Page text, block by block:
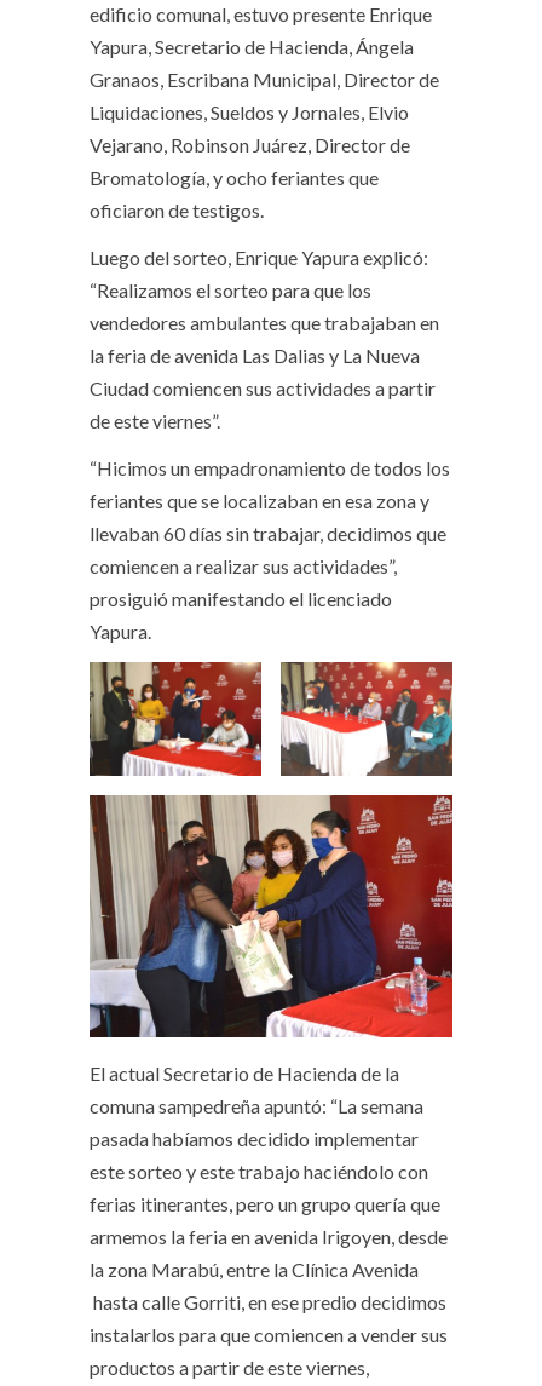
edificio comunal, estuvo presente Enrique
Yapura, Secretario de Hacienda, Ángela
Granaos, Escribana Municipal, Director de
Liquidaciones, Sueldos y Jornales, Elvio
Vejarano, Robinson Juárez, Director de
Bromatología, y ocho feriantes que
oficiaron de testigos.
Luego del sorteo, Enrique Yapura explicó:
“Realizamos el sorteo para que los
vendedores ambulantes que trabajaban en
la feria de avenida Las Dalias y La Nueva
Ciudad comiencen sus actividades a partir
de este viernes”.
“Hicimos un empadronamiento de todos los
feriantes que se localizaban en esa zona y
llevaban 60 días sin trabajar, decidimos que
comiencen a realizar sus actividades”,
prosiguió manifestando el licenciado
Yapura.
El actual Secretario de Hacienda de la
comuna sampedreña apuntó: “La semana
pasada habíamos decidido implementar
este sorteo y este trabajo haciéndolo con
ferias itinerantes, pero un grupo quería que
armemos la feria en avenida Irigoyen, desde
la zona Marabú, entre la Clínica Avenida
hasta calle Gorriti, en ese predio decidimos
instalarlos para que comiencen a vender sus
productos a partir de este viernes,